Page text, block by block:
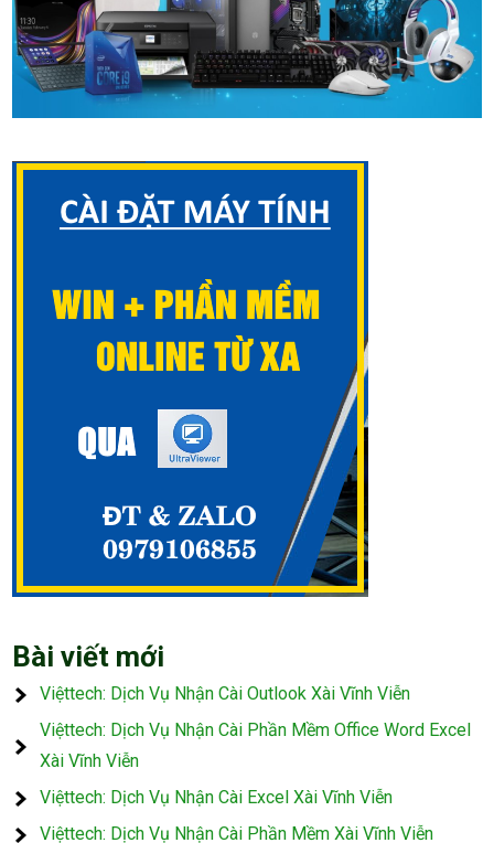
Bài viết mới
Việttech: Dịch Vụ Nhận Cài Outlook Xài Vĩnh Viễn
Việttech: Dịch Vụ Nhận Cài Phần Mềm Office Word Excel
Xài Vĩnh Viễn
Việttech: Dịch Vụ Nhận Cài Excel Xài Vĩnh Viễn
Việttech: Dịch Vụ Nhận Cài Phần Mềm Xài Vĩnh Viễn